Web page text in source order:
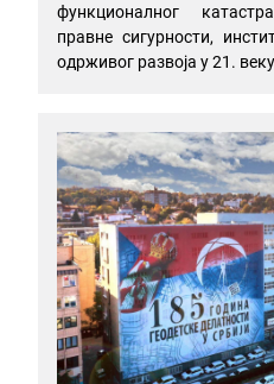
функционалног
правне сигурности,
одрживог развоја у 21.